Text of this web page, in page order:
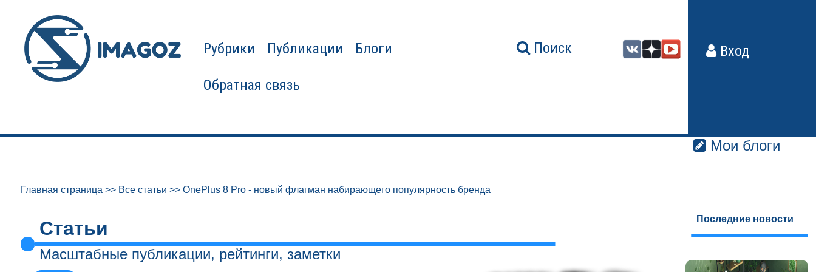
Рубрики Публикации Блоги
Обратная связь
Поиск Вход
Мои блоги
Главная страница >> Все статьи >> OnePlus 8 Pro - новый флагман набирающего популярность бренда
Статьи
Масштабные публикации, рейтинги, заметки
Последние новости